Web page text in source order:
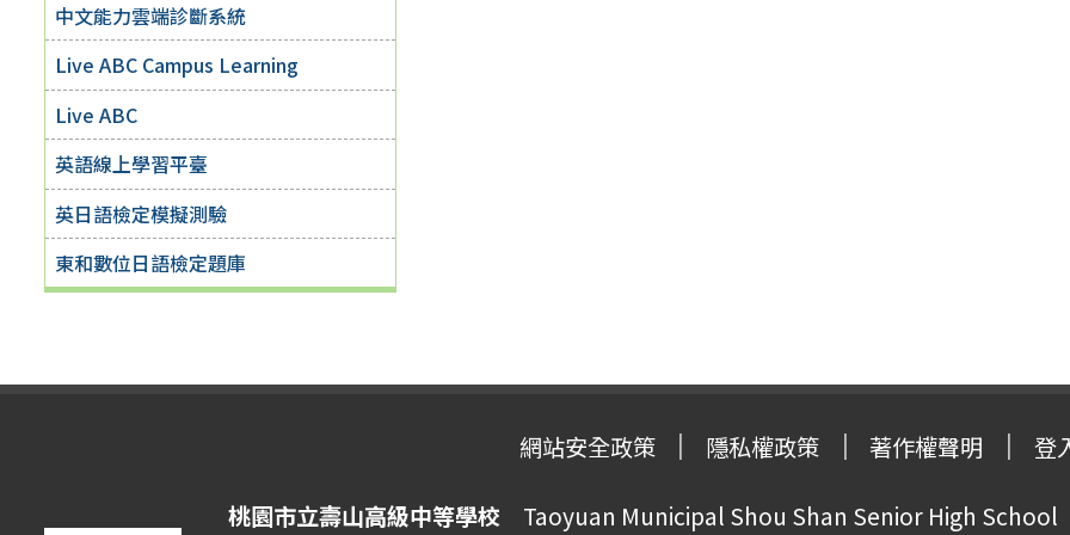
中文能力雲端診斷系統
Live ABC Campus Learning
Live ABC
英語線上學習平臺
英日語檢定模擬測驗
東和數位日語檢定題庫
網站安全政策 隱私權政策 著作權聲明 登
桃園市立壽山高級中等學校 Taoyuan Municipal Shou Shan Senior High School